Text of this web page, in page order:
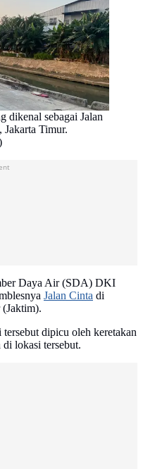
dikenal sebagai Jalan
Timur.
Daya Air (SDA) DKI
Jalan Cinta di
dipicu oleh keretakan
lokasi tersebut.